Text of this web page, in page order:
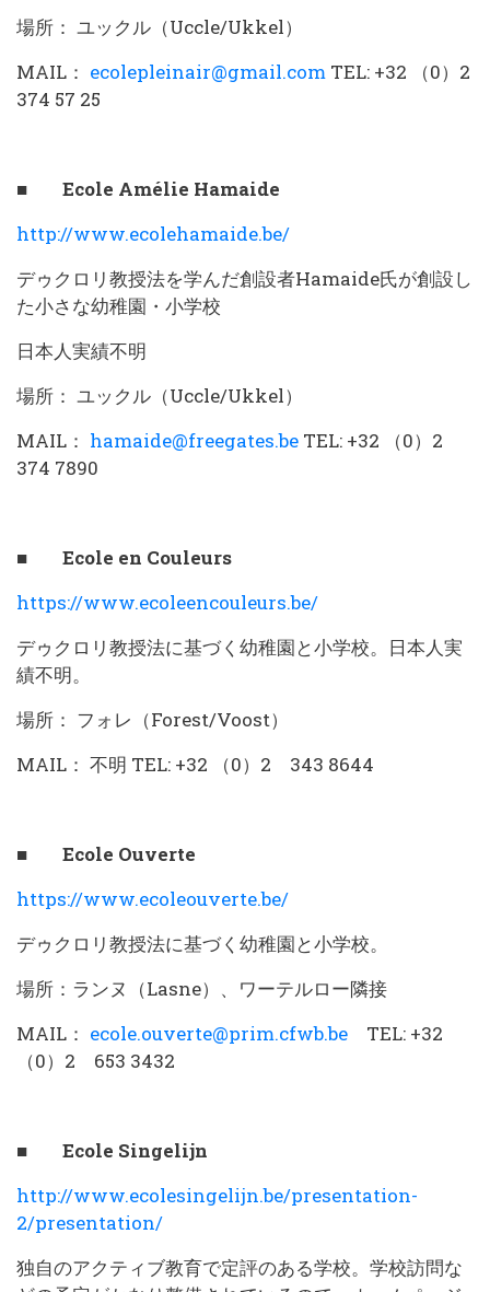
場所： ユックル（Uccle/Ukkel）
MAIL： ecolepleinair@gmail.com TEL: +32 （0）2
374 57 25
■ Ecole Amélie Hamaide
http://www.ecolehamaide.be/
デゥクロリ教授法を学んだ創設者Hamaide氏が創設し
た小さな幼稚園・小学校
日本人実績不明
場所： ユックル（Uccle/Ukkel）
MAIL： hamaide@freegates.be TEL: +32 （0）2
374 7890
■ Ecole en Couleurs
https://www.ecoleencouleurs.be/
デゥクロリ教授法に基づく幼稚園と小学校。日本人実
績不明。
場所： フォレ（Forest/Voost）
MAIL： 不明 TEL: +32 （0）2 343 8644
■ Ecole Ouverte
https://www.ecoleouverte.be/
デゥクロリ教授法に基づく幼稚園と小学校。
場所：ランヌ（Lasne）、ワーテルロー隣接
MAIL： ecole.ouverte@prim.cfwb.be TEL: +32
（0）2 653 3432
■ Ecole Singelijn
http://www.ecolesingelijn.be/presentation-
2/presentation/
独自のアクティブ教育で定評のある学校。学校訪問な